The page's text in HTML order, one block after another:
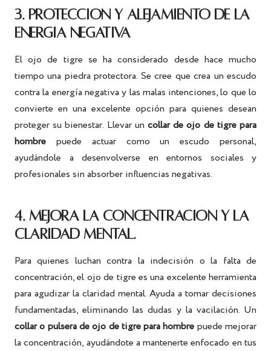
3. PROTECCIÓN Y ALEJAMIENTO DE LA
ENERGÍA NEGATIVA
El ojo de tigre se ha considerado desde hace mucho
tiempo una piedra protectora. Se cree que crea un escudo
contra la energía negativa y las malas intenciones, lo que lo
convierte en una excelente opción para quienes desean
proteger su bienestar. Llevar un collar de ojo de tigre para
hombre
puede actuar como un escudo personal,
ayudándole a desenvolverse en entornos sociales y
profesionales sin absorber influencias negativas.
4. MEJORA LA CONCENTRACIÓN Y LA
CLARIDAD MENTAL.
Para quienes luchan contra la indecisión o la falta de
concentración, el ojo de tigre es una excelente herramienta
para agudizar la claridad mental. Ayuda a tomar decisiones
fundamentadas, eliminando las dudas y la vacilación. Un
collar o pulsera de ojo de tigre para hombre puede mejorar
la concentración, ayudándote a mantenerte enfocado en tus